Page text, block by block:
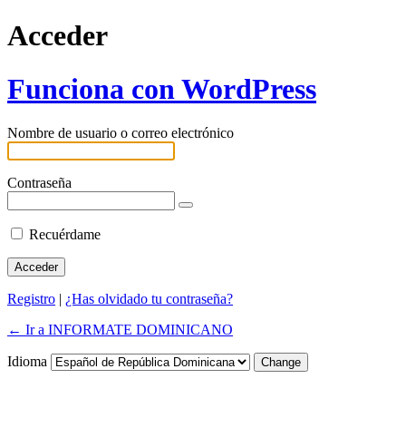
Acceder
Funciona con WordPress
Nombre de usuario o correo electrónico
Contraseña
Recuérdame
Registro | ¿Has olvidado tu contraseña?
← Ir a INFORMATE DOMINICANO
Idioma